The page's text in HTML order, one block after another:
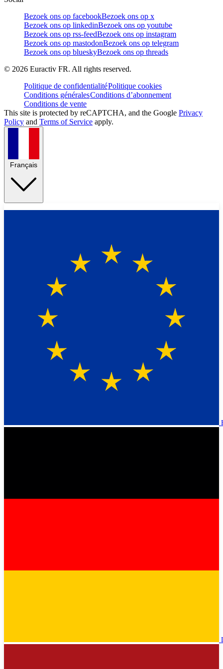
Bezoek ons op facebookBezoek ons op x
Bezoek ons op linkedinBezoek ons op youtube
Bezoek ons op rss-feedBezoek ons op instagram
Bezoek ons op mastodonBezoek ons op telegram
Bezoek ons op blueskyBezoek ons op threads
© 2026 Euractiv FR. All rights reserved.
Politique de confidentialitéPolitique cookies
Conditions généralesConditions d’abonnement
Conditions de vente
This site is protected by reCAPTCHA, and the Google Privacy
Policy and Terms of Service apply.
Français